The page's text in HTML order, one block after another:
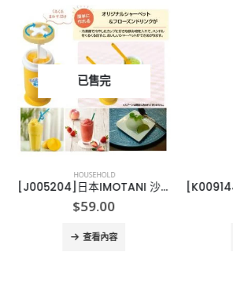
已售完
HOUSEHOLD
[J005204]日本IMOTANI 沙冰杯
$59.00
查看內容